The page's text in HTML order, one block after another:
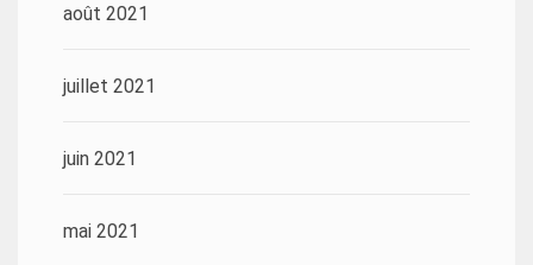
août 2021
juillet 2021
juin 2021
mai 2021